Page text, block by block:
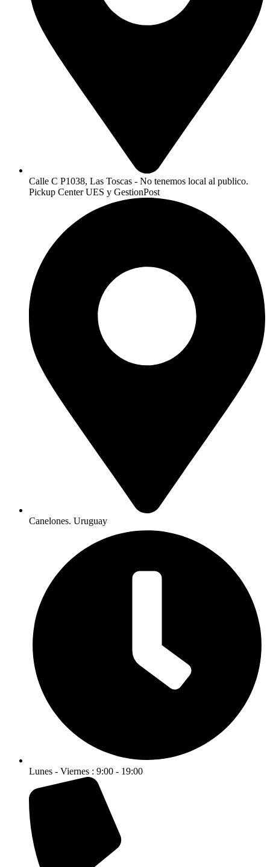
Calle C P1038, Las Toscas - No tenemos local al publico.
Pickup Center UES y GestionPost
Canelones. Uruguay
Lunes - Viernes : 9:00 - 19:00